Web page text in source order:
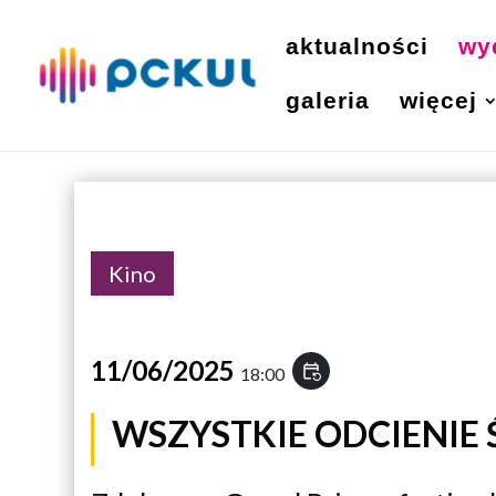
aktualności
galeria więcej
Kino
11/06/2025 18:00 event_repeat
WSZYSTKIE ODCIENIE